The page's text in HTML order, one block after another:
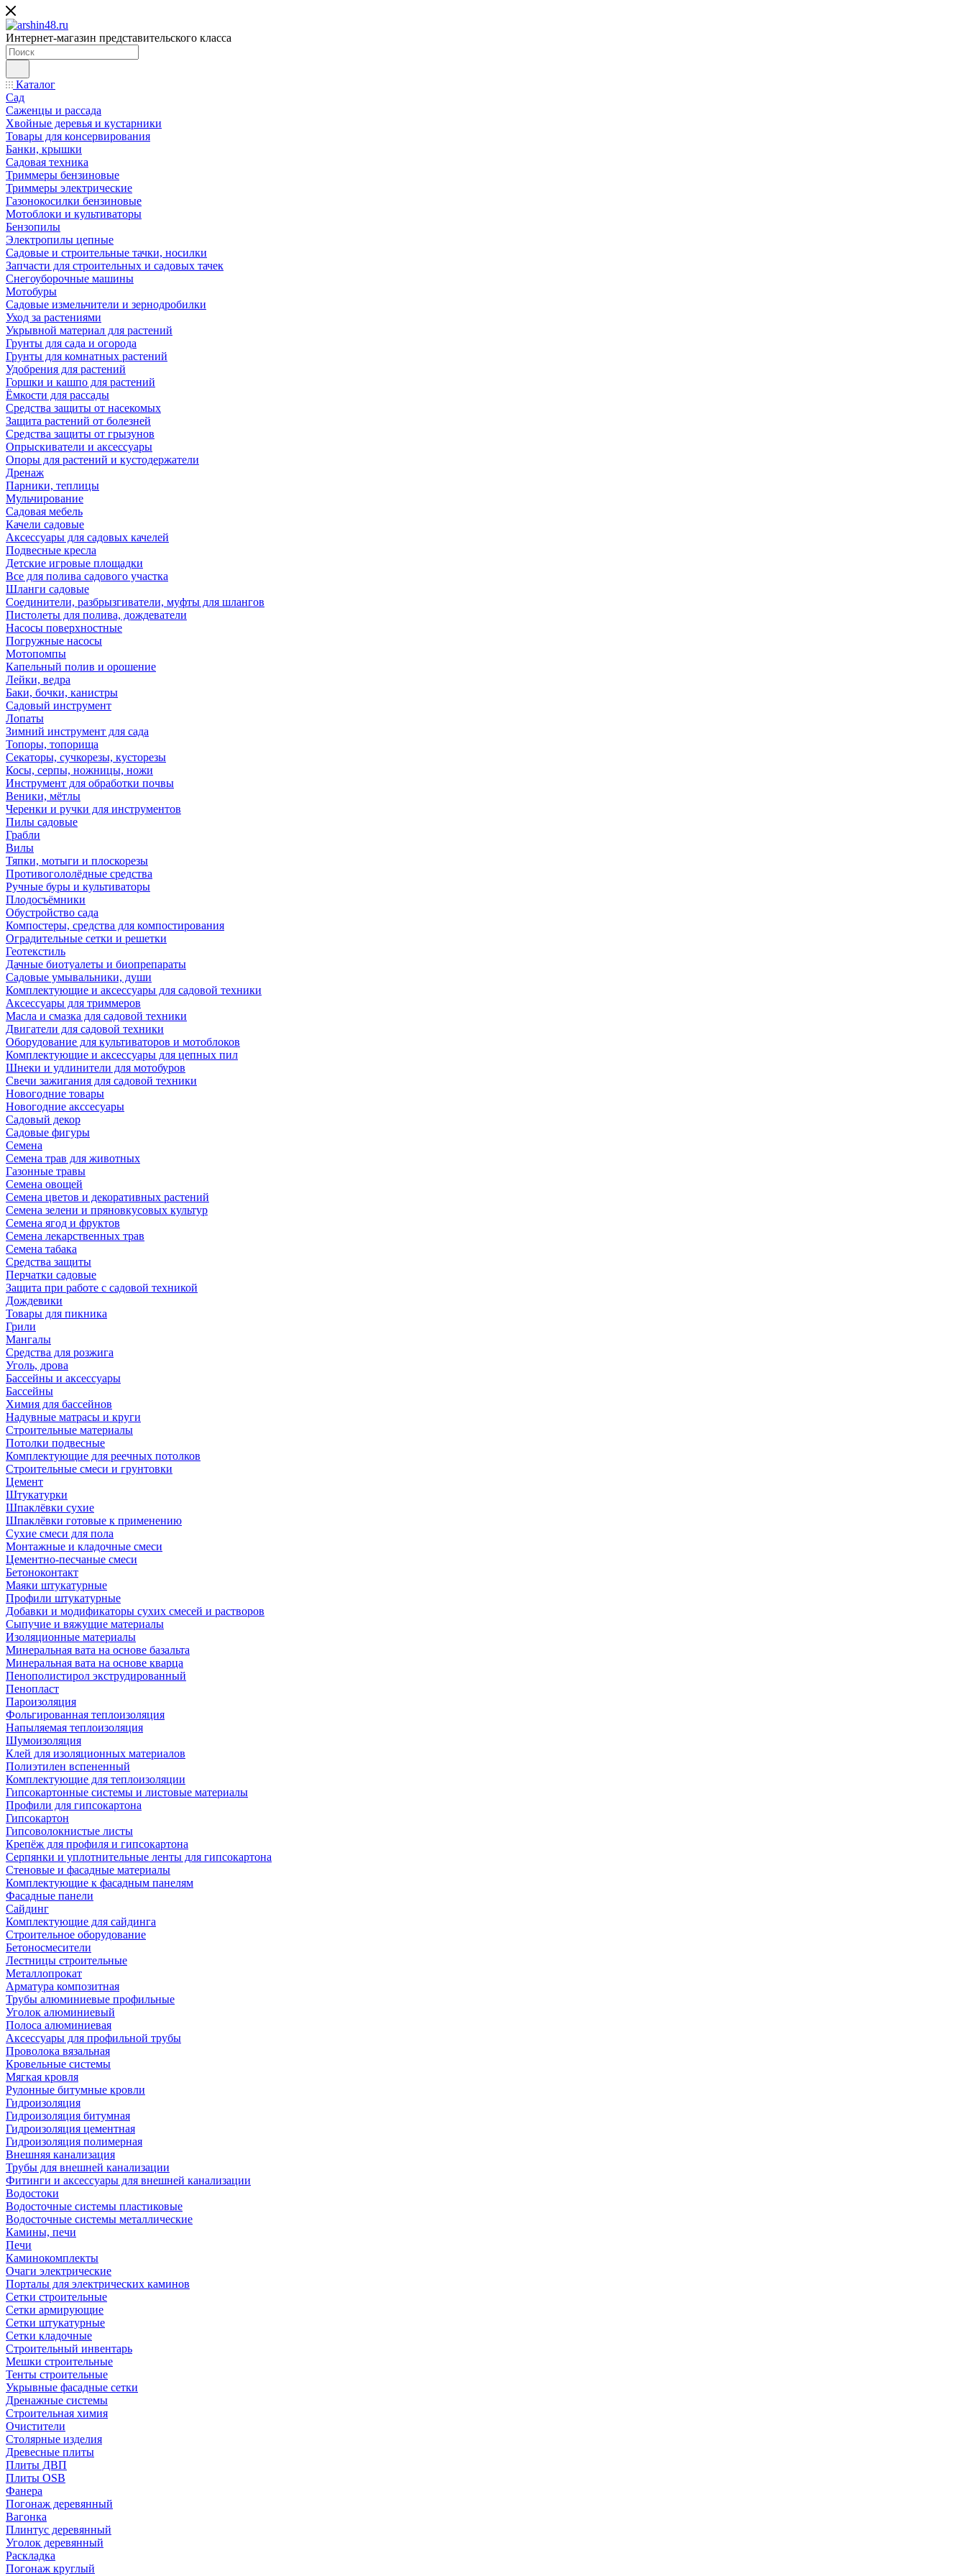
Интернет-магазин представительского класса
Каталог
Сад
Саженцы и рассада
Хвойные деревья и кустарники
Товары для консервирования
Банки, крышки
Садовая техника
Триммеры бензиновые
Триммеры электрические
Газонокосилки бензиновые
Мотоблоки и культиваторы
Бензопилы
Электропилы цепные
Садовые и строительные тачки, носилки
Запчасти для строительных и садовых тачек
Снегоуборочные машины
Мотобуры
Садовые измельчители и зернодробилки
Уход за растениями
Укрывной материал для растений
Грунты для сада и огорода
Грунты для комнатных растений
Удобрения для растений
Горшки и кашпо для растений
Ёмкости для рассады
Средства защиты от насекомых
Защита растений от болезней
Средства защиты от грызунов
Опрыскиватели и аксессуары
Опоры для растений и кустодержатели
Дренаж
Парники, теплицы
Мульчирование
Садовая мебель
Качели садовые
Аксессуары для садовых качелей
Подвесные кресла
Детские игровые площадки
Все для полива садового участка
Шланги садовые
Соединители, разбрызгиватели, муфты для шлангов
Пистолеты для полива, дождеватели
Насосы поверхностные
Погружные насосы
Мотопомпы
Капельный полив и орошение
Лейки, ведра
Баки, бочки, канистры
Садовый инструмент
Лопаты
Зимний инструмент для сада
Топоры, топорища
Секаторы, сучкорезы, кусторезы
Косы, серпы, ножницы, ножи
Инструмент для обработки почвы
Веники, мётлы
Черенки и ручки для инструментов
Пилы садовые
Грабли
Вилы
Тяпки, мотыги и плоскорезы
Противогололёдные средства
Ручные буры и культиваторы
Плодосъёмники
Обустройство сада
Компостеры, средства для компостирования
Оградительные сетки и решетки
Геотекстиль
Дачные биотуалеты и биопрепараты
Садовые умывальники, души
Комплектующие и аксессуары для садовой техники
Аксессуары для триммеров
Масла и смазка для садовой техники
Двигатели для садовой техники
Оборудование для культиваторов и мотоблоков
Комплектующие и аксессуары для цепных пил
Шнеки и удлинители для мотобуров
Свечи зажигания для садовой техники
Новогодние товары
Новогодние акссесуары
Садовый декор
Садовые фигуры
Семена
Семена трав для животных
Газонные травы
Семена овощей
Семена цветов и декоративных растений
Семена зелени и пряновкусовых культур
Семена ягод и фруктов
Семена лекарственных трав
Семена табака
Средства защиты
Перчатки садовые
Защита при работе с садовой техникой
Дождевики
Товары для пикника
Грили
Мангалы
Средства для розжига
Уголь, дрова
Бассейны и аксессуары
Бассейны
Химия для бассейнов
Надувные матрасы и круги
Строительные материалы
Потолки подвесные
Комплектующие для реечных потолков
Строительные смеси и грунтовки
Цемент
Штукатурки
Шпаклёвки сухие
Шпаклёвки готовые к применению
Сухие смеси для пола
Монтажные и кладочные смеси
Цементно-песчаные смеси
Бетоноконтакт
Маяки штукатурные
Профили штукатурные
Добавки и модификаторы сухих смесей и растворов
Сыпучие и вяжущие материалы
Изоляционные материалы
Минеральная вата на основе базальта
Минеральная вата на основе кварца
Пенополистирол экструдированный
Пенопласт
Пароизоляция
Фольгированная теплоизоляция
Напыляемая теплоизоляция
Шумоизоляция
Клей для изоляционных материалов
Полиэтилен вспененный
Комплектующие для теплоизоляции
Гипсокартонные системы и листовые материалы
Профили для гипсокартона
Гипсокартон
Гипсоволокнистые листы
Крепёж для профиля и гипсокартона
Серпянки и уплотнительные ленты для гипсокартона
Стеновые и фасадные материалы
Комплектующие к фасадным панелям
Фасадные панели
Сайдинг
Комплектующие для сайдинга
Строительное оборудование
Бетоносмесители
Лестницы строительные
Металлопрокат
Арматура композитная
Трубы алюминиевые профильные
Уголок алюминиевый
Полоса алюминиевая
Аксессуары для профильной трубы
Проволока вязальная
Кровельные системы
Мягкая кровля
Рулонные битумные кровли
Гидроизоляция
Гидроизоляция битумная
Гидроизоляция цементная
Гидроизоляция полимерная
Внешняя канализация
Трубы для внешней канализации
Фитинги и аксессуары для внешней канализации
Водостоки
Водосточные системы пластиковые
Водосточные системы металлические
Камины, печи
Печи
Каминокомплекты
Очаги электрические
Порталы для электрических каминов
Сетки строительные
Сетки армирующие
Сетки штукатурные
Сетки кладочные
Строительный инвентарь
Мешки строительные
Тенты строительные
Укрывные фасадные сетки
Дренажные системы
Строительная химия
Очистители
Столярные изделия
Древесные плиты
Плиты ДВП
Плиты OSB
Фанера
Погонаж деревянный
Вагонка
Плинтус деревянный
Уголок деревянный
Раскладка
Погонаж круглый